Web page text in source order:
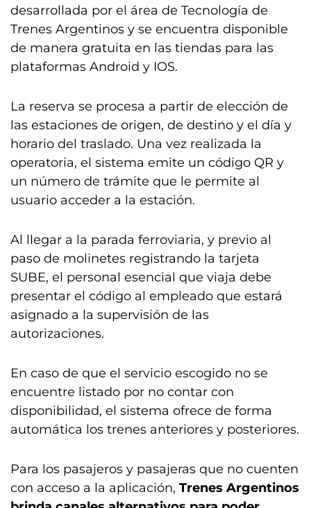
desarrollada por el área de Tecnología de
Trenes Argentinos y se encuentra disponible
de manera gratuita en las tiendas para las
plataformas Android y IOS.
La reserva se procesa a partir de elección de
las estaciones de origen, de destino y el día y
horario del traslado. Una vez realizada la
operatoria, el sistema emite un código QR y
un número de trámite que le permite al
usuario acceder a la estación.
Al llegar a la parada ferroviaria, y previo al
paso de molinetes registrando la tarjeta
SUBE, el personal esencial que viaja debe
presentar el código al empleado que estará
asignado a la supervisión de las
autorizaciones.
En caso de que el servicio escogido no se
encuentre listado por no contar con
disponibilidad, el sistema ofrece de forma
automática los trenes anteriores y posteriores.
Para los pasajeros y pasajeras que no cuenten
con acceso a la aplicación, Trenes Argentinos